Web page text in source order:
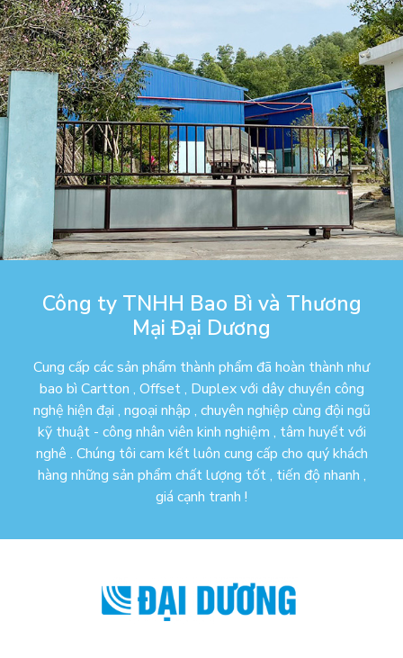
Công ty TNHH Bao Bì và Thương
Mại Đại Dương
Cung cấp các sản phẩm thành phẩm đã hoàn thành như
bao bì Cartton , Offset , Duplex với dây chuyền công
nghệ hiện đại , ngoại nhập , chuyên nghiệp cùng đội ngũ
kỹ thuật - công nhân viên kinh nghiệm , tâm huyết với
nghê . Chúng tôi cam kết luôn cung cấp cho quý khách
hàng những sản phẩm chất lượng tốt , tiến độ nhanh ,
giá cạnh tranh !